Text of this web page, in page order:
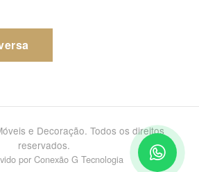
e Decoração. Todos os direitos
reservados.
por Conexão G Tecnologia